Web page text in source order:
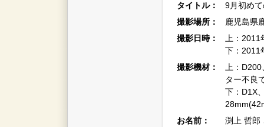
タイトル：
9月初め
撮影場所：
鹿児島県
撮影日時：
上：
下：2011
撮影機材：
上：
ター不良
下：D1X
お名前：
渕上 哲郎